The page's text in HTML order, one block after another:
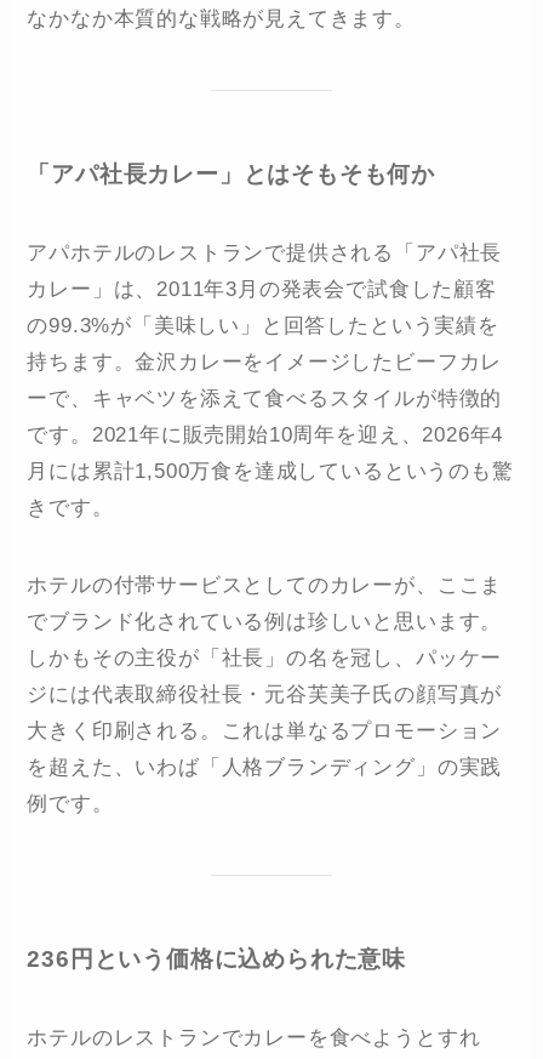
なかなか本質的な戦略が見えてきます。
「アパ社長カレー」とはそもそも何か
アパホテルのレストランで提供される「アパ社長
カレー」は、2011年3月の発表会で試食した顧客
の99.3%が「美味しい」と回答したという実績を
持ちます。金沢カレーをイメージしたビーフカレ
ーで、キャベツを添えて食べるスタイルが特徴的
です。2021年に販売開始10周年を迎え、2026年4
月には累計1,500万食を達成しているというのも驚
きです。
ホテルの付帯サービスとしてのカレーが、ここま
でブランド化されている例は珍しいと思います。
しかもその主役が「社長」の名を冠し、パッケー
ジには代表取締役社長・元谷芙美子氏の顔写真が
大きく印刷される。これは単なるプロモーション
を超えた、いわば「人格ブランディング」の実践
例です。
236円という価格に込められた意味
ホテルのレストランでカレーを食べようとすれ